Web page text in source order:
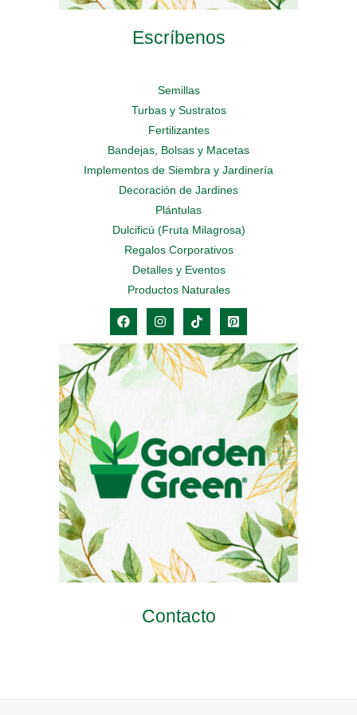
Escríbenos
Semillas
Turbas y Sustratos
Fertilizantes
Bandejas, Bolsas y Macetas
Implementos de Siembra y Jardinería
Decoración de Jardines
Plántulas
Dulcificú (Fruta Milagrosa)
Regalos Corporativos
Detalles y Eventos
Productos Naturales
Contacto